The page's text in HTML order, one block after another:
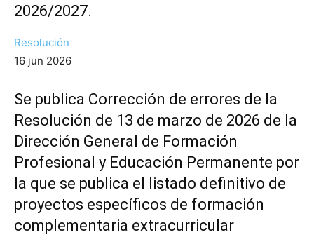
2026/2027.
Resolución
16 jun 2026
Se publica Corrección de errores de la
Resolución de 13 de marzo de 2026 de la
Dirección General de Formación
Profesional y Educación Permanente por
la que se publica el listado definitivo de
proyectos específicos de formación
complementaria extracurricular